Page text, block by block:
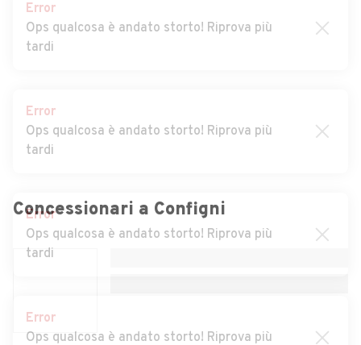
Auto usate Castelnuovo di
Farfa
Auto usate Collevecchio Auto usate Colli sul Velino
Auto usate Cottanello Auto usate Fara in Sabina
Auto usate Fiamignano Auto usate Forano
Auto usate Longone Sabino Auto usate Magliano Sabina
Concessionari aConfigni
Error
Ops qualcosa è andato storto! Riprova più
tardi
Error
Ops qualcosa è andato storto! Riprova più
tardi
Error
Ops qualcosa è andato storto! Riprova più
tardi
Error
Ops qualcosa è andato storto! Riprova più